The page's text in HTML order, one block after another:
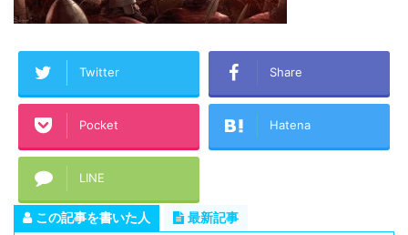
Twitter Share
Pocket Hatena
LINE
この記事を書いた人 最新記事